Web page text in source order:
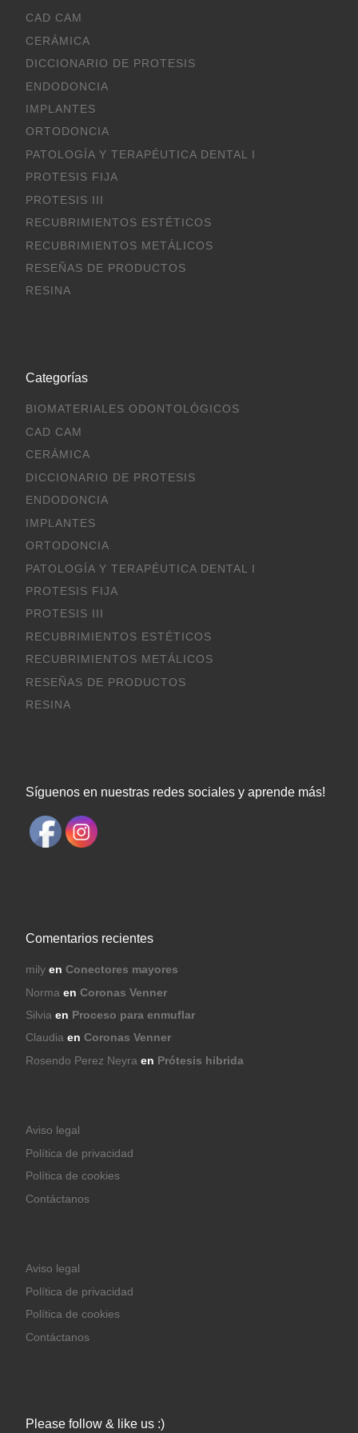
CAD CAM
CERÁMICA
DICCIONARIO DE PROTESIS
ENDODONCIA
IMPLANTES
ORTODONCIA
PATOLOGÍA Y TERAPÉUTICA DENTAL I
PROTESIS FIJA
PROTESIS III
RECUBRIMIENTOS ESTÉTICOS
RECUBRIMIENTOS METÁLICOS
RESEÑAS DE PRODUCTOS
RESINA
Categorías
BIOMATERIALES ODONTOLÓGICOS
CAD CAM
CERÁMICA
DICCIONARIO DE PROTESIS
ENDODONCIA
IMPLANTES
ORTODONCIA
PATOLOGÍA Y TERAPÉUTICA DENTAL I
PROTESIS FIJA
PROTESIS III
RECUBRIMIENTOS ESTÉTICOS
RECUBRIMIENTOS METÁLICOS
RESEÑAS DE PRODUCTOS
RESINA
Síguenos en nuestras redes sociales y aprende más!
Comentarios recientes
milyen Conectores mayores
Norma en Coronas Venner
Silviaen Proceso para enmuflar
Claudiaen Coronas Venner
Rosendo Perez Neyra en Prótesis hibrida
Aviso legal
Política de privacidad
Política de cookies
Contáctanos
Aviso legal
Política de privacidad
Política de cookies
Contáctanos
Please follow & like us :)